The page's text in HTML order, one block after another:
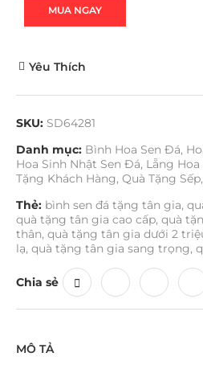
MUA NGAY
Yêu Thích
SKU: SD64281
Danh mục: Bình Hoa Sen Đá,
Hoa Sinh Nhật Sen Đá, Lẵng
Tặng Khách Hàng, Quà Tặng Sếp,
Thẻ: bình sen đá tặng tân gia,
quà tặng tân gia cao cấp, quà
thân, quà tặng tân gia dưới 2
lạ, quà tặng tân gia sang trọng,
Chia sẻ
MÔ TẢ